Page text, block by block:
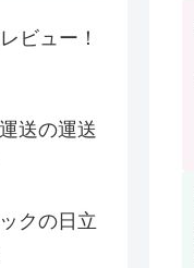
ビュー！
送の運送
クの日立